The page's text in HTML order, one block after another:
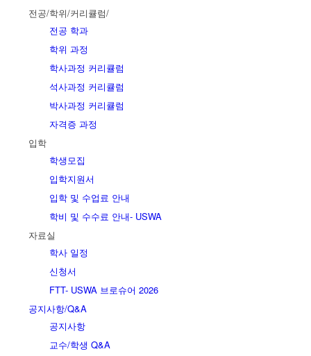
전공/학위/커리큘럼/
전공 학과
학위 과정
학사과정 커리큘럼
석사과정 커리큘럼
박사과정 커리큘럼
자격증 과정
입학
학생모집
입학지원서
입학 및 수업료 안내
학비 및 수수료 안내- USWA
자료실
학사 일정
신청서
FTT- USWA 브로슈어 2026
공지사항/Q&A
공지사항
교수/학생 Q&A